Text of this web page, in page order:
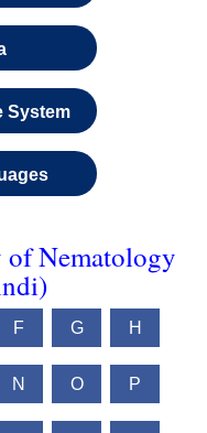
System
Nematology
F G H
N O P